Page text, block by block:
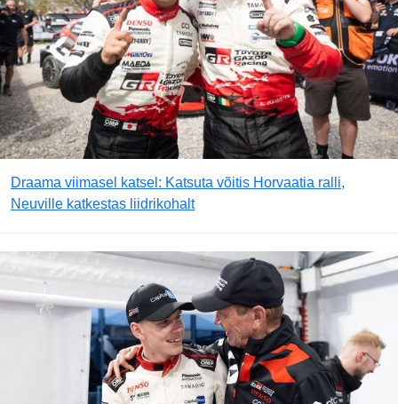
Draama viimasel katsel: Katsuta võitis Horvaatia ralli,
Neuville katkestas liidrikohalt